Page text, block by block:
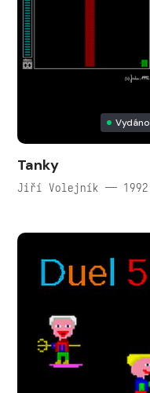
Vydáno
Tanky
Jiří Volejník — 1992